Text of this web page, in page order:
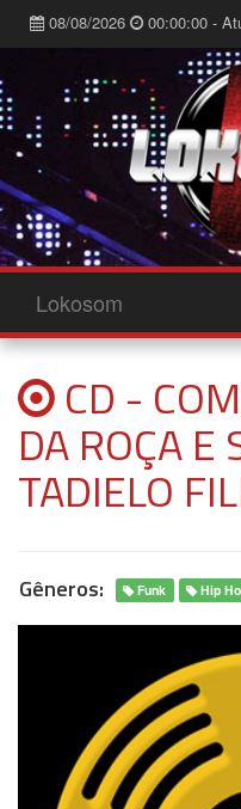
08/08/2026 00:00:00 -
Lokosom
CD -
DA ROÇA E
TADIELO
Gêneros: Funk Hip